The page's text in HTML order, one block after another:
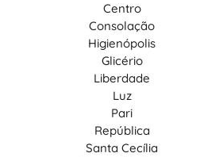
Centro
Consolação
Higienópolis
Glicério
Liberdade
Luz
Pari
República
Santa Cecília